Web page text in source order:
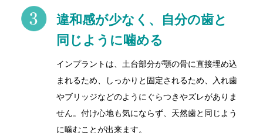
違和感が少なく、自分の歯と
同じように噛める
インプラントは、土台部分が顎の骨に直接埋め込
まれるため、しっかりと固定されるため、入れ歯
やブリッジなどのようにぐらつきやズレがありま
せん。付け心地も気にならず、天然歯と同じよう
に噛むことが出来ます。